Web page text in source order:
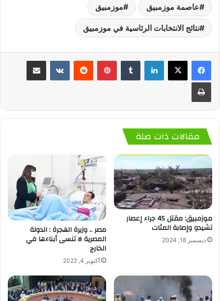
عاصمة موزمبيق موزمبيق
نتائج الانتخابات الرئاسية في موزمبيق
لينكدإن بينتيريست
مقالات ذات صلة
موزمبيق: مقتل 45 جراء إعصار
تشيدو وإصابة المئات
ديسمبر 18, 2024
مصر .. وزيرة الهجرة : الدولة
المصرية لا تنسى أبناءها في
الخارج
أكتوبر 4, 2022